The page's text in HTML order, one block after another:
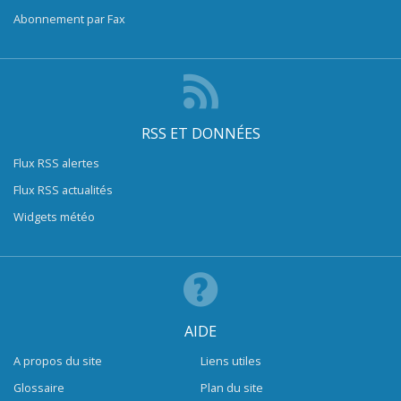
Abonnement par Fax
RSS ET DONNÉES
Flux RSS alertes
Flux RSS actualités
Widgets météo
AIDE
A propos du site
Glossaire
Liens utiles
Plan du site